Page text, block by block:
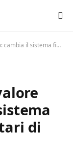
fiscale per i proprietari di casa
di